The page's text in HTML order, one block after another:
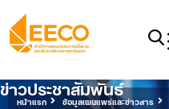
หน้าแรก ข้อมูลเผยแพร่และข่าวสาร
ข่าวประชาสัมพันธ์